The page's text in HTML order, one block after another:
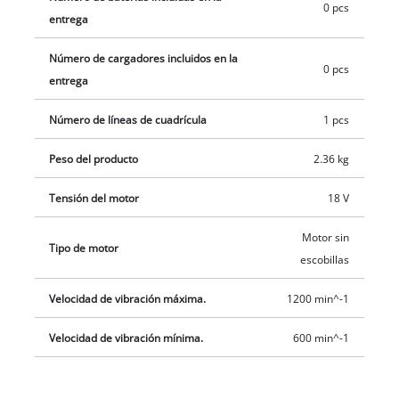
óptimo con la pared o el techo. Las 6 piezas de papel de lija (Ø
225 mm) con diferentes granos (2 P60, P80, P120) incluidas en
el alcance del envío y una correa de rejilla se pueden fijar fácil
y rápidamente al disco abrasivo mediante adhesivo de velcro.
El envío se realiza sin batería ni cargador. Son adquiribles por
separado.
entrega
0 pcs
Número de cargadores incluidos en la
entrega
0 pcs
Número de líneas de cuadrícula 1 pcs
Peso del producto 2.36 kg
Tensión del motor 18 V
Tipo de motor
Motor sin
escobillas
Velocidad de vibración máxima. 1200 min^-1
Velocidad de vibración mínima. 600 min^-1